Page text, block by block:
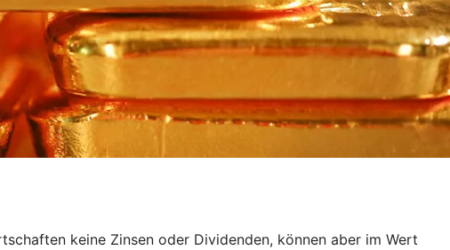
keine Zinsen oder Dividenden, können aber im Wert